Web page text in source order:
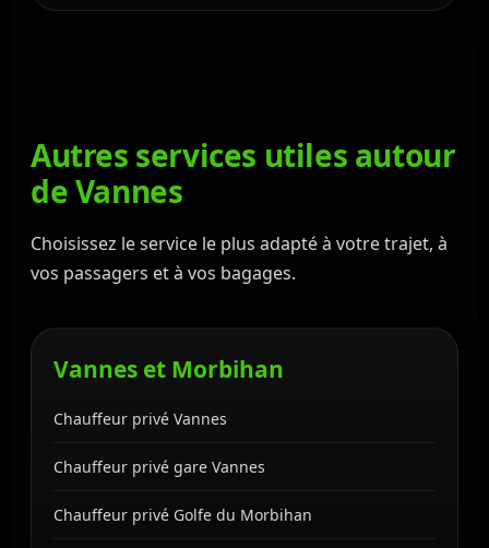
Autres services utiles autour
de Vannes
Choisissez le service le plus adapté à votre trajet, à
vos passagers et à vos bagages.
Vannes et Morbihan
Chauffeur privé Vannes
Chauffeur privé gare Vannes
Chauffeur privé Golfe du Morbihan